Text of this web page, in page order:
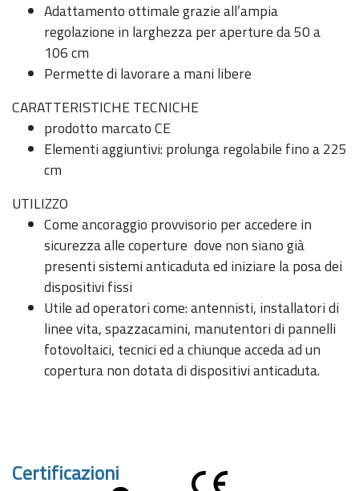
Adattamento ottimale grazie all’ampia
regolazione in larghezza per aperture da 50 a
106 cm
Permette di lavorare a mani libere
CARATTERISTICHE TECNICHE
prodotto marcato CE
Elementi aggiuntivi: prolunga regolabile fino a 225
cm
UTILIZZO
Come ancoraggio provvisorio per accedere in
sicurezza alle coperture dove non siano già
presenti sistemi anticaduta ed iniziare la posa dei
dispositivi fissi
Utile ad operatori come: antennisti, installatori di
linee vita, spazzacamini, manutentori di pannelli
fotovoltaici, tecnici ed a chiunque acceda ad un
copertura non dotata di dispositivi anticaduta.
Certificazioni